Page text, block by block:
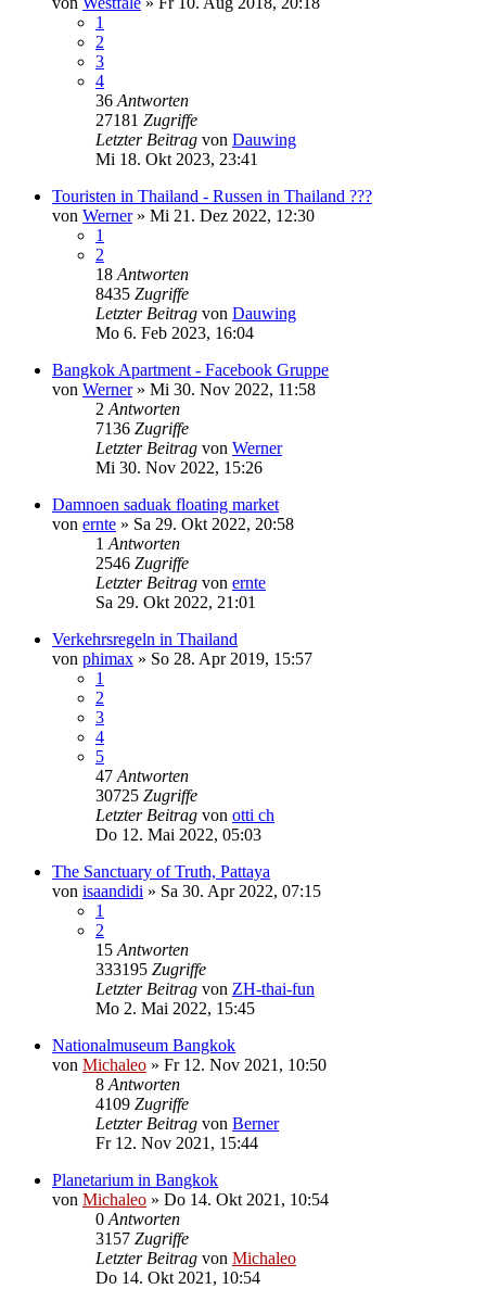
1
2
3
4
36Antworten
27181 Zugriffe
Letzter Beitrag von Dauwing
Mi 18. Okt 2023, 23:41
Touristen in Thailand - Russen in Thailand ???
von Werner» Mi 21. Dez 2022, 12:30
1
2
18Antworten
8435 Zugriffe
Letzter Beitrag von Dauwing
Mo 6. Feb 2023, 16:04
Bangkok Apartment - Facebook Gruppe
von Werner» Mi 30. Nov 2022, 11:58
2Antworten
7136 Zugriffe
Letzter Beitrag von Werner
Mi 30. Nov 2022, 15:26
Damnoen saduak floating market
von ernte » Sa 29. Okt 2022, 20:58
1Antworten
2546 Zugriffe
Letzter Beitrag von ernte
Sa 29. Okt 2022, 21:01
Verkehrsregeln in Thailand
von phimax » So 28. Apr 2019, 15:57
1
2
3
4
5
47Antworten
30725 Zugriffe
Letzter Beitrag von otti ch
Do 12. Mai 2022, 05:03
The Sanctuary of Truth, Pattaya
von isaandidi » Sa 30. Apr 2022, 07:15
1
2
15Antworten
333195 Zugriffe
Letzter Beitrag von ZH-thai-fun
Mo 2. Mai 2022, 15:45
Nationalmuseum Bangkok
von Michaleo » Fr 12. Nov 2021, 10:50
8Antworten
4109 Zugriffe
Letzter Beitrag von Berner
Fr 12. Nov 2021, 15:44
Planetarium in Bangkok
von Michaleo » Do 14. Okt 2021, 10:54
0Antworten
3157 Zugriffe
Letzter Beitrag von Michaleo
Do 14. Okt 2021, 10:54